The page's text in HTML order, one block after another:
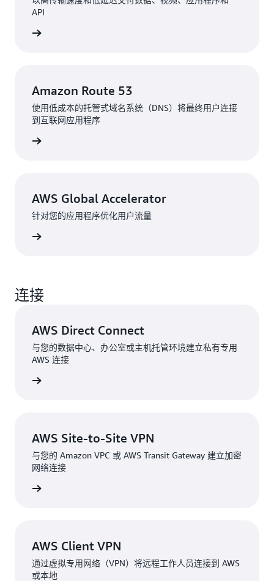
API
Amazon Route 53
使用低成本的托管式域名系统（DNS）将最终用户连接
到互联网应用程序
AWS Global Accelerator
针对您的应用程序优化用户流量
连接
AWS Direct Connect
与您的数据中心、办公室或主机托管环境建立私有专用
AWS 连接
AWS Site-to-Site VPN
与您的 Amazon VPC 或 AWS Transit Gateway 建立加密
网络连接
AWS Client VPN
通过虚拟专用网络（VPN）将远程工作人员连接到 AWS
或本地